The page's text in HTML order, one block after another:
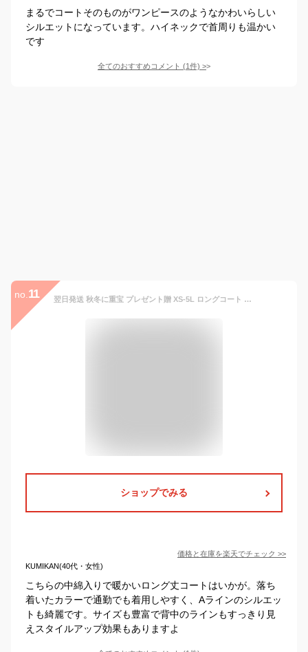
まるでコートそのものがワンピースのようなかわいらしい
シルエットになっています。ハイネックで首周りも温かい
です
全てのおすすめコメント (1件) >
no. 11 翌日発送 秋冬に重宝 プレゼント贈 XS-5L ロングコート トレンチコート チェスターコート ロング丈 中綿入り レディース アウター 通勤 オフィス 着痩せ フード付き 大きいサイズ Aライン おしゃれ きれいめ 秋 冬 春 黒 グレー
ショップでみる
価格と在庫を楽天でチェック >>
KUMIKAN(40代・女性)
こちらの中綿入りで暖かいロング丈コートはいかが。落ち
着いたカラーで通勤でも着用しやすく、Aラインのシルエッ
トも綺麗です。サイズも豊富で背中のラインもすっきり見
えスタイルアップ効果もありますよ